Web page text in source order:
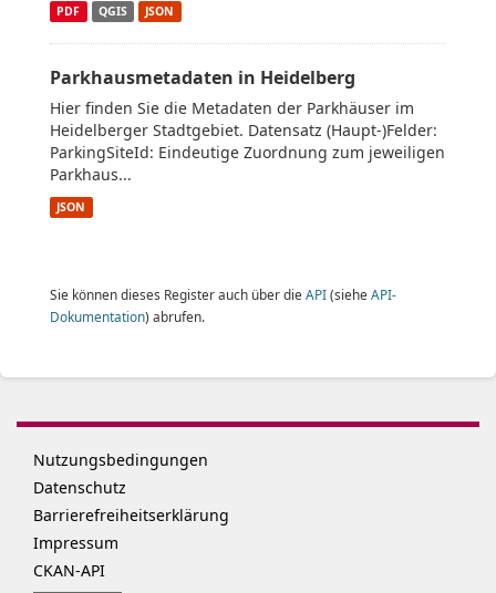
PDF QGIS JSON
Parkhausmetadaten in Heidelberg
Hier finden Sie die Metadaten der Parkhäuser im
Heidelberger Stadtgebiet. Datensatz (Haupt-)Felder:
ParkingSiteId: Eindeutige Zuordnung zum jeweiligen
Parkhaus...
JSON
Sie können dieses Register auch über die API(siehe API-
Dokumentation) abrufen.
Nutzungsbedingungen
Datenschutz
Barrierefreiheitserklärung
Impressum
CKAN-API